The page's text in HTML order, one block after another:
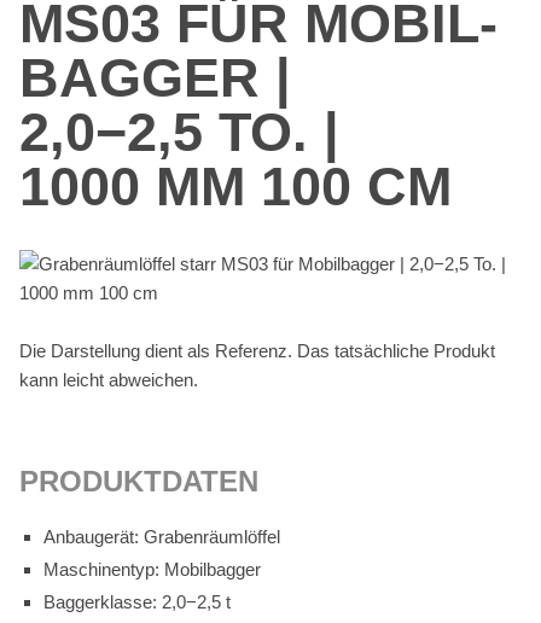
MS03 FÜR MO­BIL­
BAG­GER |
2,0−2,5 TO. |
1000 MM 100 CM
Die Dar­stel­lung dient als Re­fe­renz. Das tat­säch­li­che Pro­dukt
kann leicht ab­wei­chen.
PRO­DUKT­DA­TEN
An­bau­ge­rät: Gra­ben­räum­löf­fel
Ma­schi­nen­typ: Mo­bil­bag­ger
Bag­ger­klas­se: 2,0−2,5 t